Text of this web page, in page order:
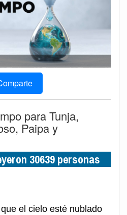
para Tunja,
Paipa y
30639 personas
el cielo esté nublado